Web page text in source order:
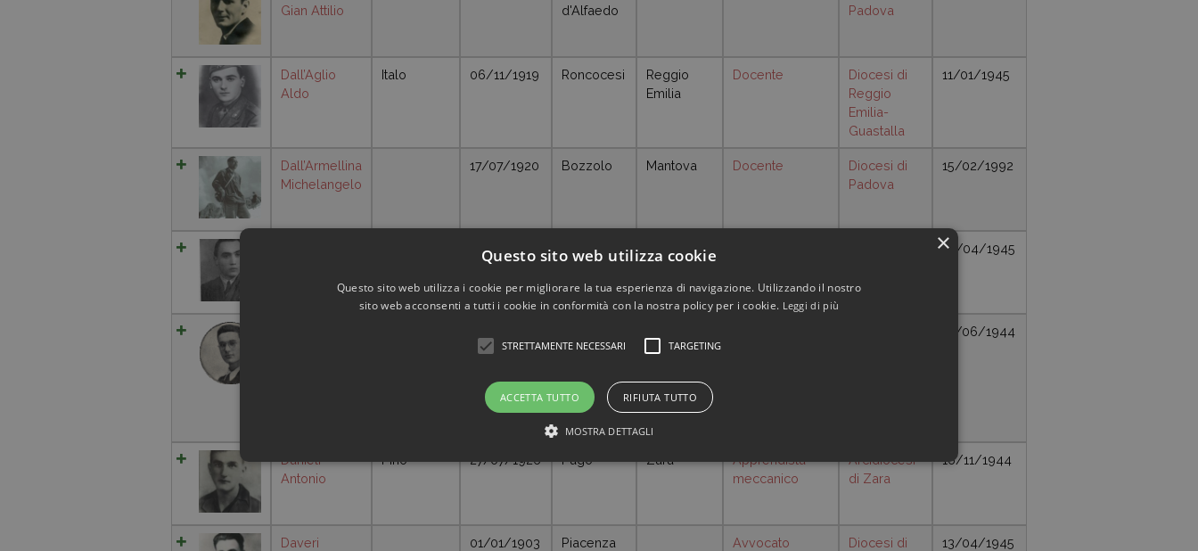
Gian Attilio
d'Alfaedo
Padova
Dall’Aglio
Aldo
Italo 06/11/1919 Roncocesi
Reggio
Emilia
Docente
Diocesi di
Reggio
Emilia-
Guastalla
11/01/1945
Dall’Armellina
Michelangelo
17/07/1920 Bozzolo Mantova Docente
Diocesi di
Padova
15/02/1992
10/09/1925 Bologna 14/04/1945
13/06/1944
Danieli
Antonio
Pino 27/07/1926 Pago Zara
Apprendista
meccanico
Arcidiocesi
di Zara
16/11/1944
Daveri
01/01/1903 Piacenza Avvocato
Diocesi di
13/04/1945
×
Questo sito web utilizza cookie
Questo sito web utilizza i cookie per migliorare la tua esperienza di navigazione. Utilizzando il nostro
sito web acconsenti a tutti i cookie in conformità con la nostra policy per i cookie. Leggi di più
STRETTAMENTE NECESSARI TARGETING
ACCETTA TUTTO RIFIUTA TUTTO
MOSTRA DETTAGLI